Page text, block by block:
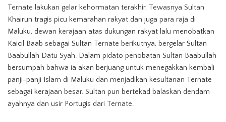
Ternate lakukan gelar kehormatan terakhir. Tewasnya Sultan
Khairun tragis picu kemarahan rakyat dan juga para raja di
Maluku, dewan kerajaan atas dukungan rakyat lalu menobatkan
Kaicil Baab sebagai Sultan Ternate berikutnya, bergelar Sultan
Baabullah Datu Syah. Dalam pidato penobatan Sultan Baabullah
bersumpah bahwa ia akan berjuang untuk menegakkan kembali
panji-panji Islam di Maluku dan menjadikan kesultanan Ternate
sebagai kerajaan besar. Sultan pun bertekad balaskan dendam
ayahnya dan usir Portugis dari Ternate.